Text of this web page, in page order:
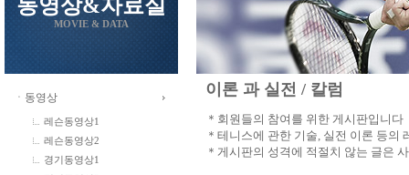
동영상&자료실
MOVIE & DATA
ㆍ동영상
레슨동영상1
레슨동영상2
경기동영상1
이론 과 실전 / 칼럼
＊회원들의 참여를 위한 게시판입니다
＊테니스에 관한 기술, 실전 이론 등의
＊게시판의 성격에 적절치 않는 글은